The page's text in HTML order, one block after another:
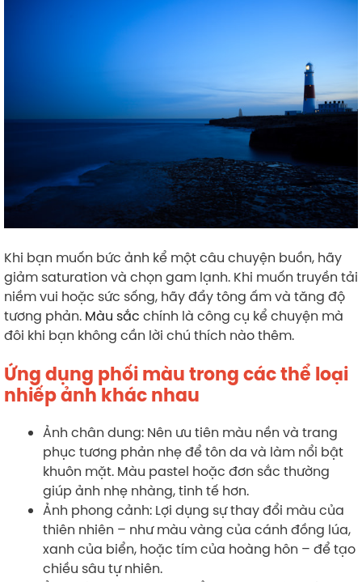
Khi bạn muốn bức ảnh kể một câu chuyện buồn, hãy
giảm saturation và chọn gam lạnh. Khi muốn truyền tải
niềm vui hoặc sức sống, hãy đẩy tông ấm và tăng độ
tương phản. Màu sắc chính là công cụ kể chuyện mà
đôi khi bạn không cần lời chú thích nào thêm.
Ứng dụng phối màu trong các thể loại
nhiếp ảnh khác nhau
Ảnh chân dung: Nên ưu tiên màu nền và trang
phục tương phản nhẹ để tôn da và làm nổi bật
khuôn mặt. Màu pastel hoặc đơn sắc thường
giúp ảnh nhẹ nhàng, tinh tế hơn.
Ảnh phong cảnh: Lợi dụng sự thay đổi màu của
thiên nhiên – như màu vàng của cánh đồng lúa,
xanh của biển, hoặc tím của hoàng hôn – để tạo
chiều sâu tự nhiên.